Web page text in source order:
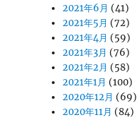
2021年6月 (41)
2021年5月 (72)
2021年4月 (59)
2021年3月 (76)
2021年2月 (58)
2021年1月 (100)
2020年12月 (69)
2020年11月 (84)